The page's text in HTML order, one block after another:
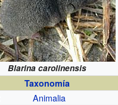
Blarina carolinensis
Taxonomía
Animalia